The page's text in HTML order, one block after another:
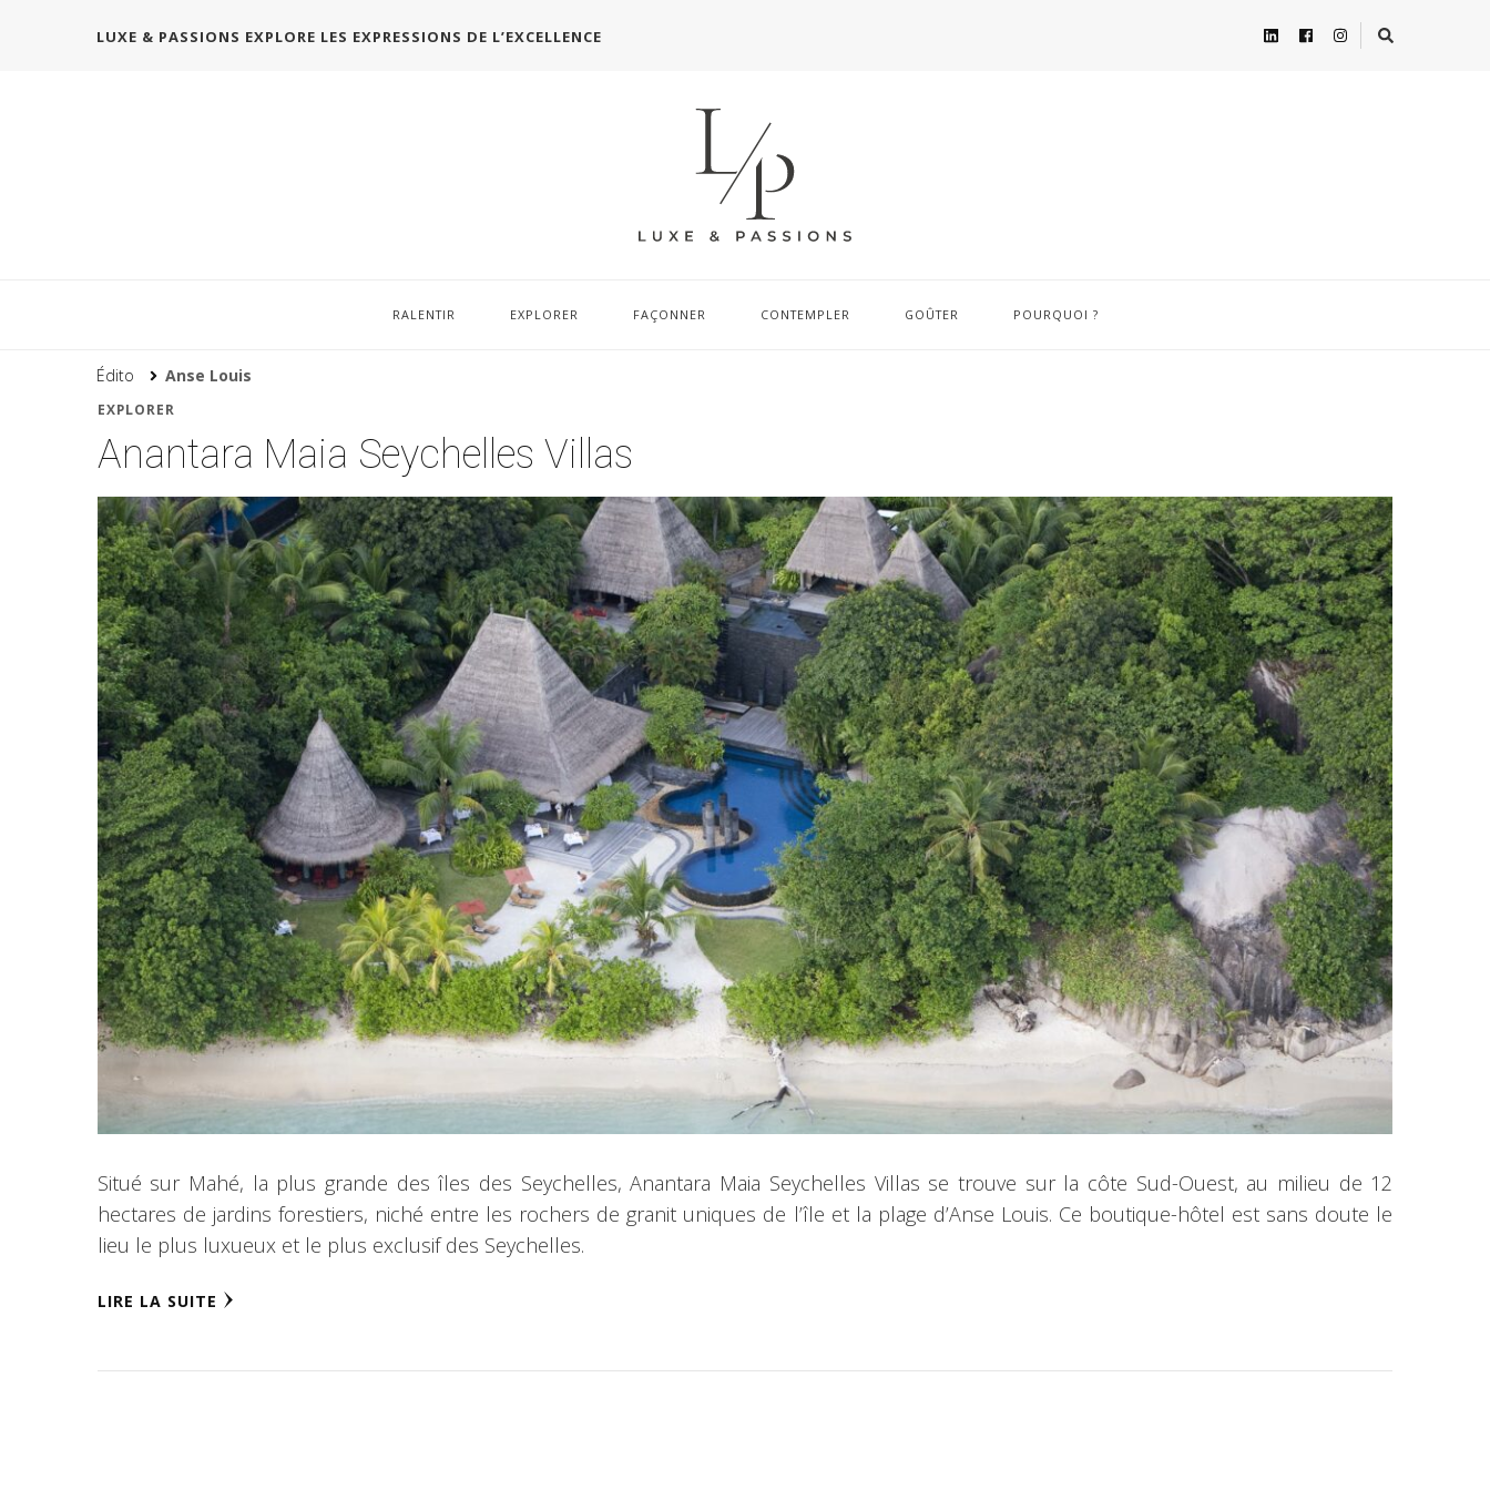
LUXE & PASSIONS EXPLORE LES EXPRESSIONS DE L’EXCELLENCE
RALENTIR EXPLORER FAÇONNER CONTEMPLER GOÛTER POURQUOI ?
Édito Anse Louis
EXPLORER
Anantara Maia Seychelles Villas
Situé sur Mahé, la plus grande des îles des Seychelles, Anantara Maia Seychelles Villas se trouve sur la côte Sud-Ouest, au milieu de 12
hectares de jardins forestiers, niché entre les rochers de granit uniques de l’île et la plage d’Anse Louis. Ce boutique-hôtel est sans doute le
lieu le plus luxueux et le plus exclusif des Seychelles.
LIRE LA SUITE